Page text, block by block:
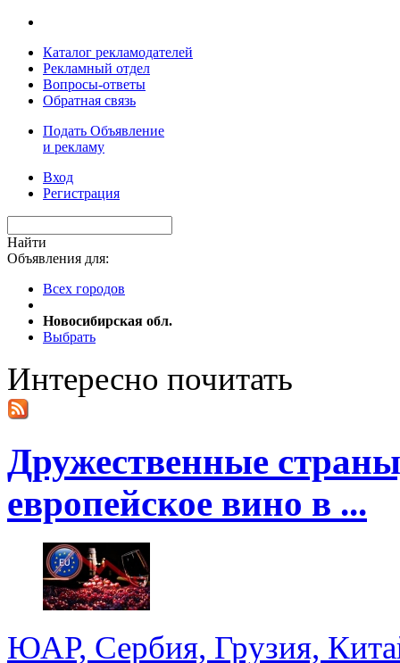
Каталог рекламодателей
Рекламный отдел
Вопросы-ответы
Обратная связь
Подать Объявление
и рекламу
Вход
Регистрация
Найти
Объявления для:
Всех городов
Новосибирская обл.
Выбрать
Интересно почитать
Дружественные
европейское вино в ...
ЮАР, Сербия, Грузия,